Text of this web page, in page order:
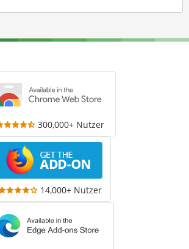
300,000+ Nutzer
14,000+ Nutzer